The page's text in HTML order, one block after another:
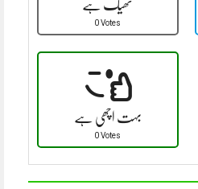
ٹھیک ہے
0 Votes
بہت اچھی ہے
0 Votes